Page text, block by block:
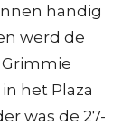
handig
werd de
het Plaza
was de 27-